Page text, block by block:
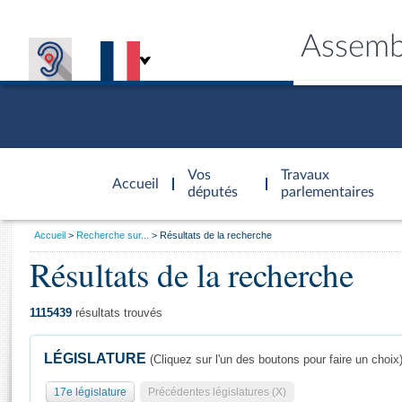
Accueil
d'accueil
Vos
députés
Travaux
parlementaires
Général
Vous
Accueil Recherche sur... Résultats de la recherche
Résultats de la recherche
1115439 résultats trouvés
LÉGISLATURE (Cliquez sur l'un des boutons pour faire un choix)
17e législature Précédentes législatures (X)